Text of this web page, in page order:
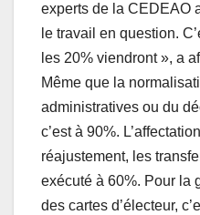
experts de la CEDEAO
le travail en question.
les 20% viendront », a
Même que la
administratives ou du
c’est à 90%.
réajustement, les
exécuté à 60%. Pour la
des cartes d’électeur,